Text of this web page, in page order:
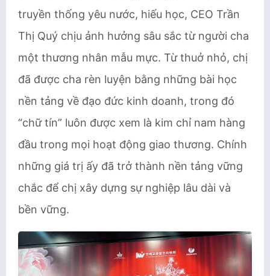
truyền thống yêu nước, hiếu học, CEO Trần
Thị Quý chịu ảnh hưởng sâu sắc từ người cha
một thương nhân mẫu mực. Từ thuở nhỏ, chị
đã được cha rèn luyện bằng những bài học
nền tảng về đạo đức kinh doanh, trong đó
“chữ tín” luôn được xem là kim chỉ nam hàng
đầu trong mọi hoạt động giao thương. Chính
những giá trị ấy đã trở thành nền tảng vững
chắc để chị xây dựng sự nghiệp lâu dài và
bền vững.